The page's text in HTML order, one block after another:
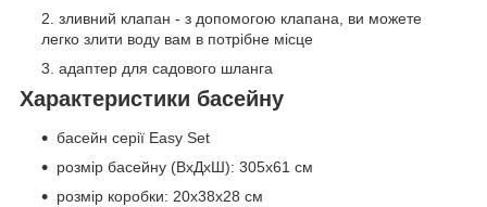
зливний клапан - з допомогою клапана, ви можете
легко злити воду вам в потрібне місце
адаптер для садового шланга
Характеристики басейну
басейн серії Easy Set
розмір басейну (ВхДхШ): 305x61 см
розмір коробки: 20x38x28 см